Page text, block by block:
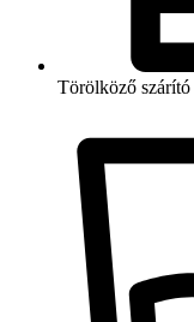
Törölköző szárító